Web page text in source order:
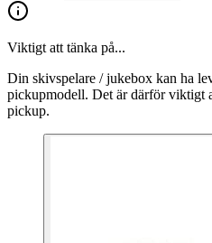
Viktigt att tänka på...
Din skivspelare / jukebox kan ha
pickupmodell. Det är därför viktigt
pickup.